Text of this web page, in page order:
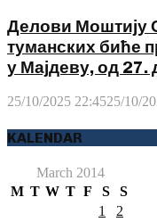
Делови Моштију
туманских биће
у Мајдеву, од 27.
25/10/2025 22:4525/10/
KALENDAR
March 2014
M T W T F S
S
1
2